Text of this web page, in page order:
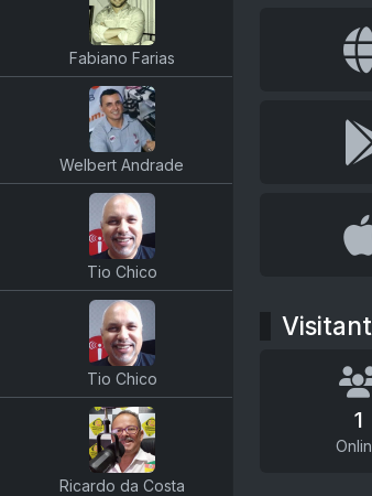
Fabiano Farias
Welbert Andrade
Tio Chico
Tio Chico
Ricardo da Costa
1